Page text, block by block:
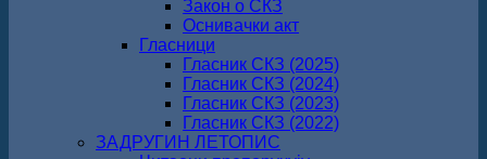
Закон о СКЗ
Оснивачки акт
Гласници
Гласник СКЗ (2025)
Гласник СКЗ (2024)
Гласник СКЗ (2023)
Гласник СКЗ (2022)
ЗАДРУГИН ЛЕТОПИС